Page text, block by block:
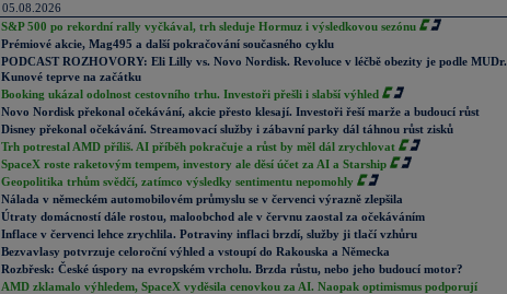
05.08.2026
S&P 500 po rekordní rally vyčkával, trh sleduje Hormuz i výsledkovou sezónu
Prémiové akcie, Mag495 a další pokračování současného cyklu
PODCAST ROZHOVORY: Eli Lilly vs. Novo Nordisk. Revoluce v léčbě obezity je podle MUDr.
Kunové teprve na začátku
Booking ukázal odolnost cestovního trhu. Investoři přešli i slabší výhled
Novo Nordisk překonal očekávání, akcie přesto klesají. Investoři řeší marže a budoucí růst
Disney překonal očekávání. Streamovací služby i zábavní parky dál táhnou růst zisků
Trh potrestal AMD příliš. AI příběh pokračuje a růst by měl dál zrychlovat
SpaceX roste raketovým tempem, investory ale děsí účet za AI a Starship
Geopolitika trhům svědčí, zatímco výsledky sentimentu nepomohly
Nálada v německém automobilovém průmyslu se v červenci výrazně zlepšila
Útraty domácností dále rostou, maloobchod ale v červnu zaostal za očekáváním
Inflace v červenci lehce zrychlila. Potraviny inflaci brzdí, služby ji tlačí vzhůru
Bezvavlasy potvrzuje celoroční výhled a vstoupí do Rakouska a Německa
Rozbřesk: České úspory na evropském vrcholu. Brzda růstu, nebo jeho budoucí motor?
AMD zklamalo výhledem, SpaceX vyděsila cenovkou za AI. Naopak optimismus podporují